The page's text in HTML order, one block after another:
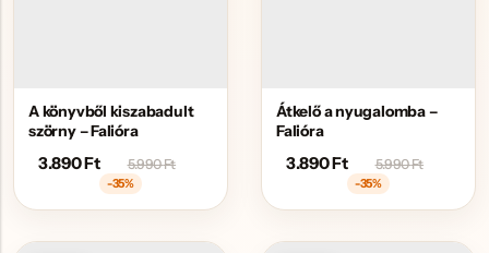
A könyvből kiszabadult
szörny – Falióra
3.890Ft 5.990Ft
-35%
Átkelő a nyugalomba –
Falióra
3.890Ft 5.990Ft
-35%